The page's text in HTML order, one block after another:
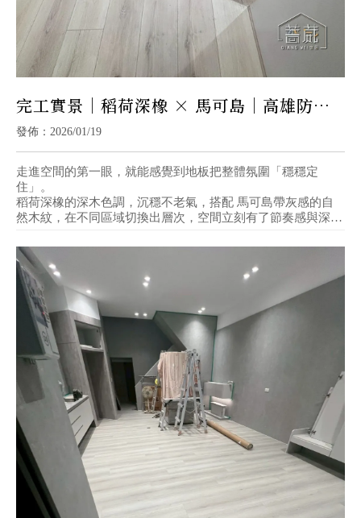
完工實景｜稻荷深橡 × 馬可島｜高雄防水
地板
發佈：2026/01/19
走進空間的第一眼，就能感覺到地板把整體氛圍「穩穩定
住」。
稻荷深橡的深木色調，沉穩不老氣，搭配 馬可島帶灰感的自
然木紋，在不同區域切換出層次，空間立刻有了節奏感與深